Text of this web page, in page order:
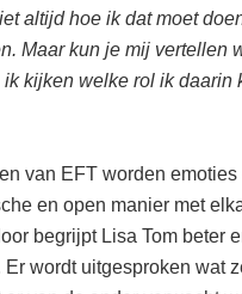
altijd hoe ik dat moet
Maar kun je mij vertellen
kijken welke rol ik daarin
van EFT worden emoties
en open manier met
begrijpt Lisa Tom beter
Er wordt uitgesproken wat